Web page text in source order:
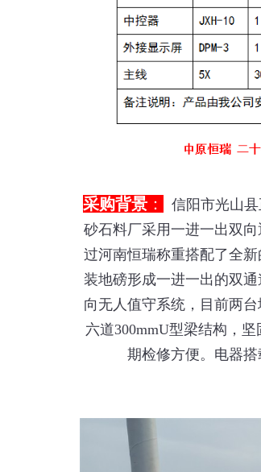
采购背景 ：
信阳市光山
砂石料厂采用一进一出双
过河南恒瑞称重搭配了全
装地磅形成一进一出的双
向无人值守系统，目前两
六道300mmU型梁结构，
期检修方便。电器搭